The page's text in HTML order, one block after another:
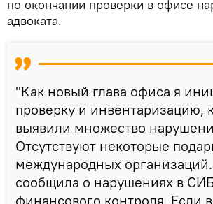
по окончании проверки в офисе
адвоката.
"Как новый глава офиса я
проверку и инвентаризацию,
выявили множество
Отсутствуют некоторые
международных
сообщила о нарушениях в
финансового контроля. Если